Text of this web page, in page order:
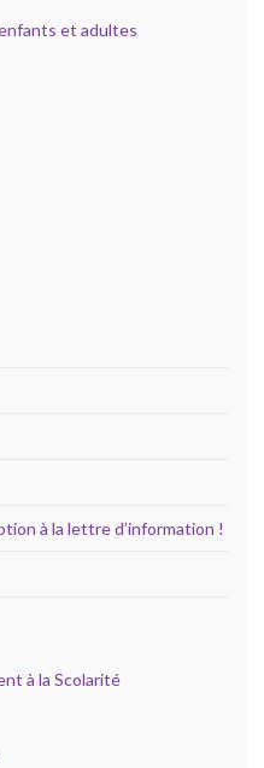
et adultes
à la lettre d’information !
à la Scolarité